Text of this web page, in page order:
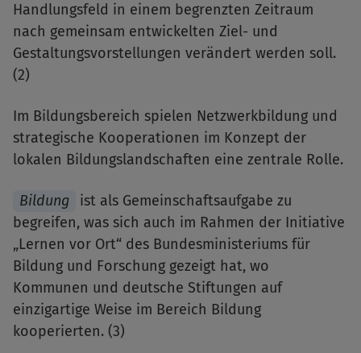
Handlungsfeld in einem begrenzten Zeitraum
nach gemeinsam entwickelten Ziel- und
Gestaltungsvorstellungen verändert werden soll.
(2)
Im Bildungsbereich spielen Netzwerkbildung und
strategische Kooperationen im Konzept der
lokalen Bildungslandschaften eine zentrale Rolle.
Bildung
ist als Gemeinschaftsaufgabe zu
begreifen, was sich auch im Rahmen der Initiative
„Lernen vor Ort“ des Bundesministeriums für
Bildung und Forschung gezeigt hat, wo
Kommunen und deutsche Stiftungen auf
einzigartige Weise im Bereich Bildung
kooperierten. (3)